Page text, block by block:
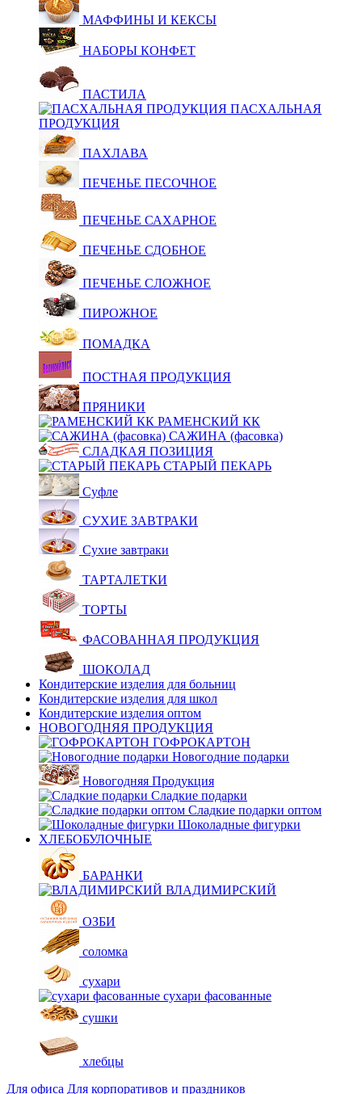
МАФФИНЫ И КЕКСЫ
НАБОРЫ КОНФЕТ
ПАСТИЛА
ПАСХАЛЬНАЯ
ПРОДУКЦИЯ
ПАХЛАВА
ПЕЧЕНЬЕ ПЕСОЧНОЕ
ПЕЧЕНЬЕ САХАРНОЕ
ПЕЧЕНЬЕ СДОБНОЕ
ПЕЧЕНЬЕ СЛОЖНОЕ
ПИРОЖНОЕ
ПОМАДКА
ПОСТНАЯ ПРОДУКЦИЯ
ПРЯНИКИ
РАМЕНСКИЙ КК
САЖИНА (фасовка)
СЛАДКАЯ ПОЗИЦИЯ
СТАРЫЙ ПЕКАРЬ
Суфле
СУХИЕ ЗАВТРАКИ
Сухие завтраки
ТАРТАЛЕТКИ
ТОРТЫ
ФАСОВАННАЯ ПРОДУКЦИЯ
ШОКОЛАД
Кондитерские изделия для больниц
Кондитерские изделия для школ
Кондитерские изделия оптом
НОВОГОДНЯЯ ПРОДУКЦИЯ
ГОФРОКАРТОН
Новогодние подарки
Новогодняя Продукция
Сладкие подарки
Сладкие подарки оптом
Шоколадные фигурки
ХЛЕБОБУЛОЧНЫЕ
БАРАНКИ
ВЛАДИМИРСКИЙ
ОЗБИ
соломка
сухари
сухари фасованные
сушки
хлебцы
Для офиса Для корпоративов и праздников